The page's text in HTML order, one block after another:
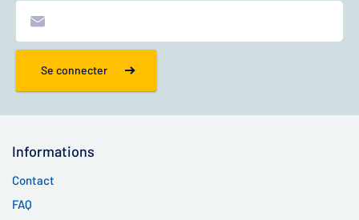
Se connecter
Informations
Contact
FAQ